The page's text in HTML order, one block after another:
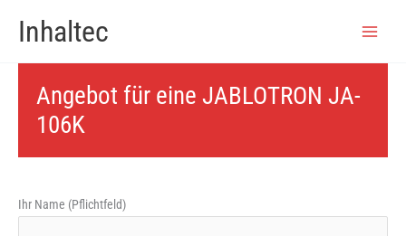
Inhaltec
Angebot für eine JABLOTRON JA-
106K
Ihr Name (Pflichtfeld)